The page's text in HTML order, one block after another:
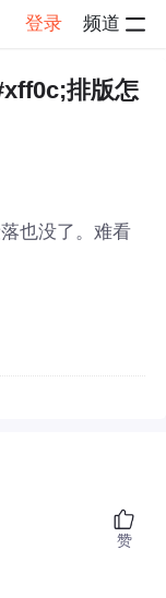
登录 频道
排版怎
也没了。难看
赞